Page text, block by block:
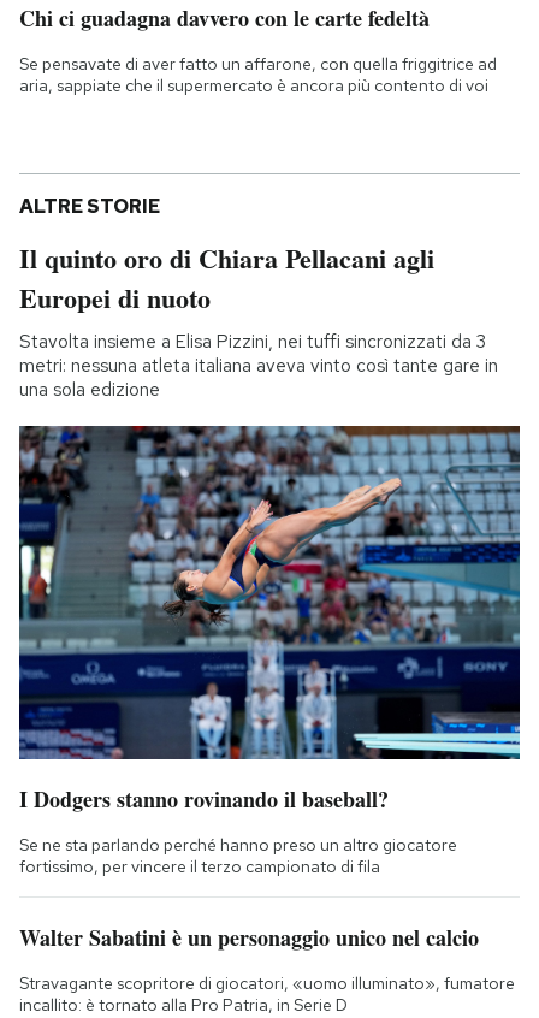
Chi ci guadagna davvero con le carte fedeltà
Se pensavate di aver fatto un affarone, con quella friggitrice ad
aria, sappiate che il supermercato è ancora più contento di voi
ALTRE STORIE
Il quinto oro di Chiara Pellacani agli
Europei di nuoto
Stavolta insieme a Elisa Pizzini, nei tuffi sincronizzati da 3
metri: nessuna atleta italiana aveva vinto così tante gare in
una sola edizione
I Dodgers stanno rovinando il baseball?
Se ne sta parlando perché hanno preso un altro giocatore
fortissimo, per vincere il terzo campionato di fila
Walter Sabatini è un personaggio unico nel calcio
Stravagante scopritore di giocatori, «uomo illuminato», fumatore
incallito: è tornato alla Pro Patria, in Serie D